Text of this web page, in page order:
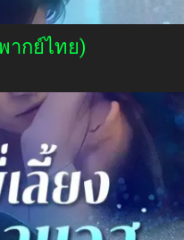
ากย์ไทย)